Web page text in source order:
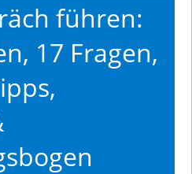
führen:
17 Fragen,